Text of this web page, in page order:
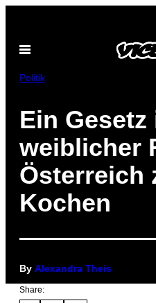
content
Open
Politik
Ein
weiblicher
Österreich
Kochen
By Alexandra Theis
Share: